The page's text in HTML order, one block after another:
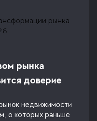
рынка
доверие
недвижимости
о которых раньше